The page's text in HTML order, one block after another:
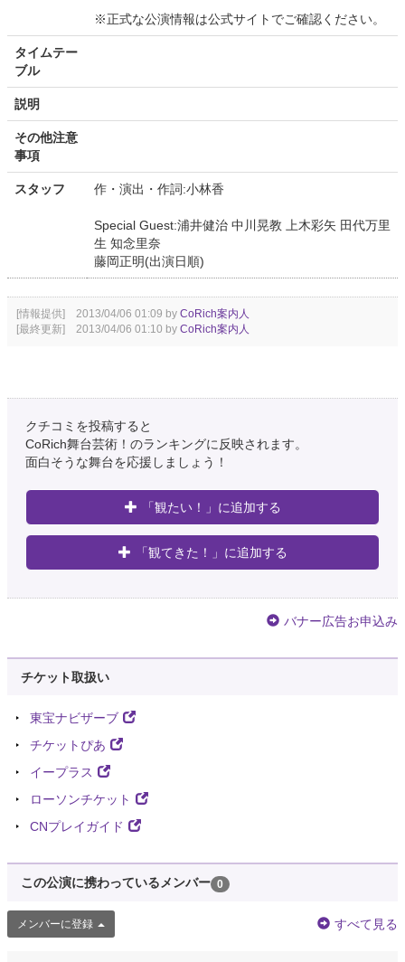
※正式な公演情報は公式サイトでご確認ください。
タイムテー
ブル
説明
その他注意
事項
スタッフ 作・演出・作詞:小林香
Special Guest:浦井健治 中川晃教 上木彩矢 田代万里
生 知念里奈
藤岡正明(出演日順)
[情報提供] 2013/04/06 01:09 by CoRich案内人
[最終更新] 2013/04/06 01:10 by CoRich案内人
クチコミを投稿すると
CoRich舞台芸術！のランキングに反映されます。
面白そうな舞台を応援しましょう！
「観たい！」に追加する
「観てきた！」に追加する
バナー広告お申込み
チケット取扱い
東宝ナビザーブ
チケットぴあ
イープラス
ローソンチケット
CNプレイガイド
この公演に携わっているメンバー 0
メンバーに登録 すべて見る